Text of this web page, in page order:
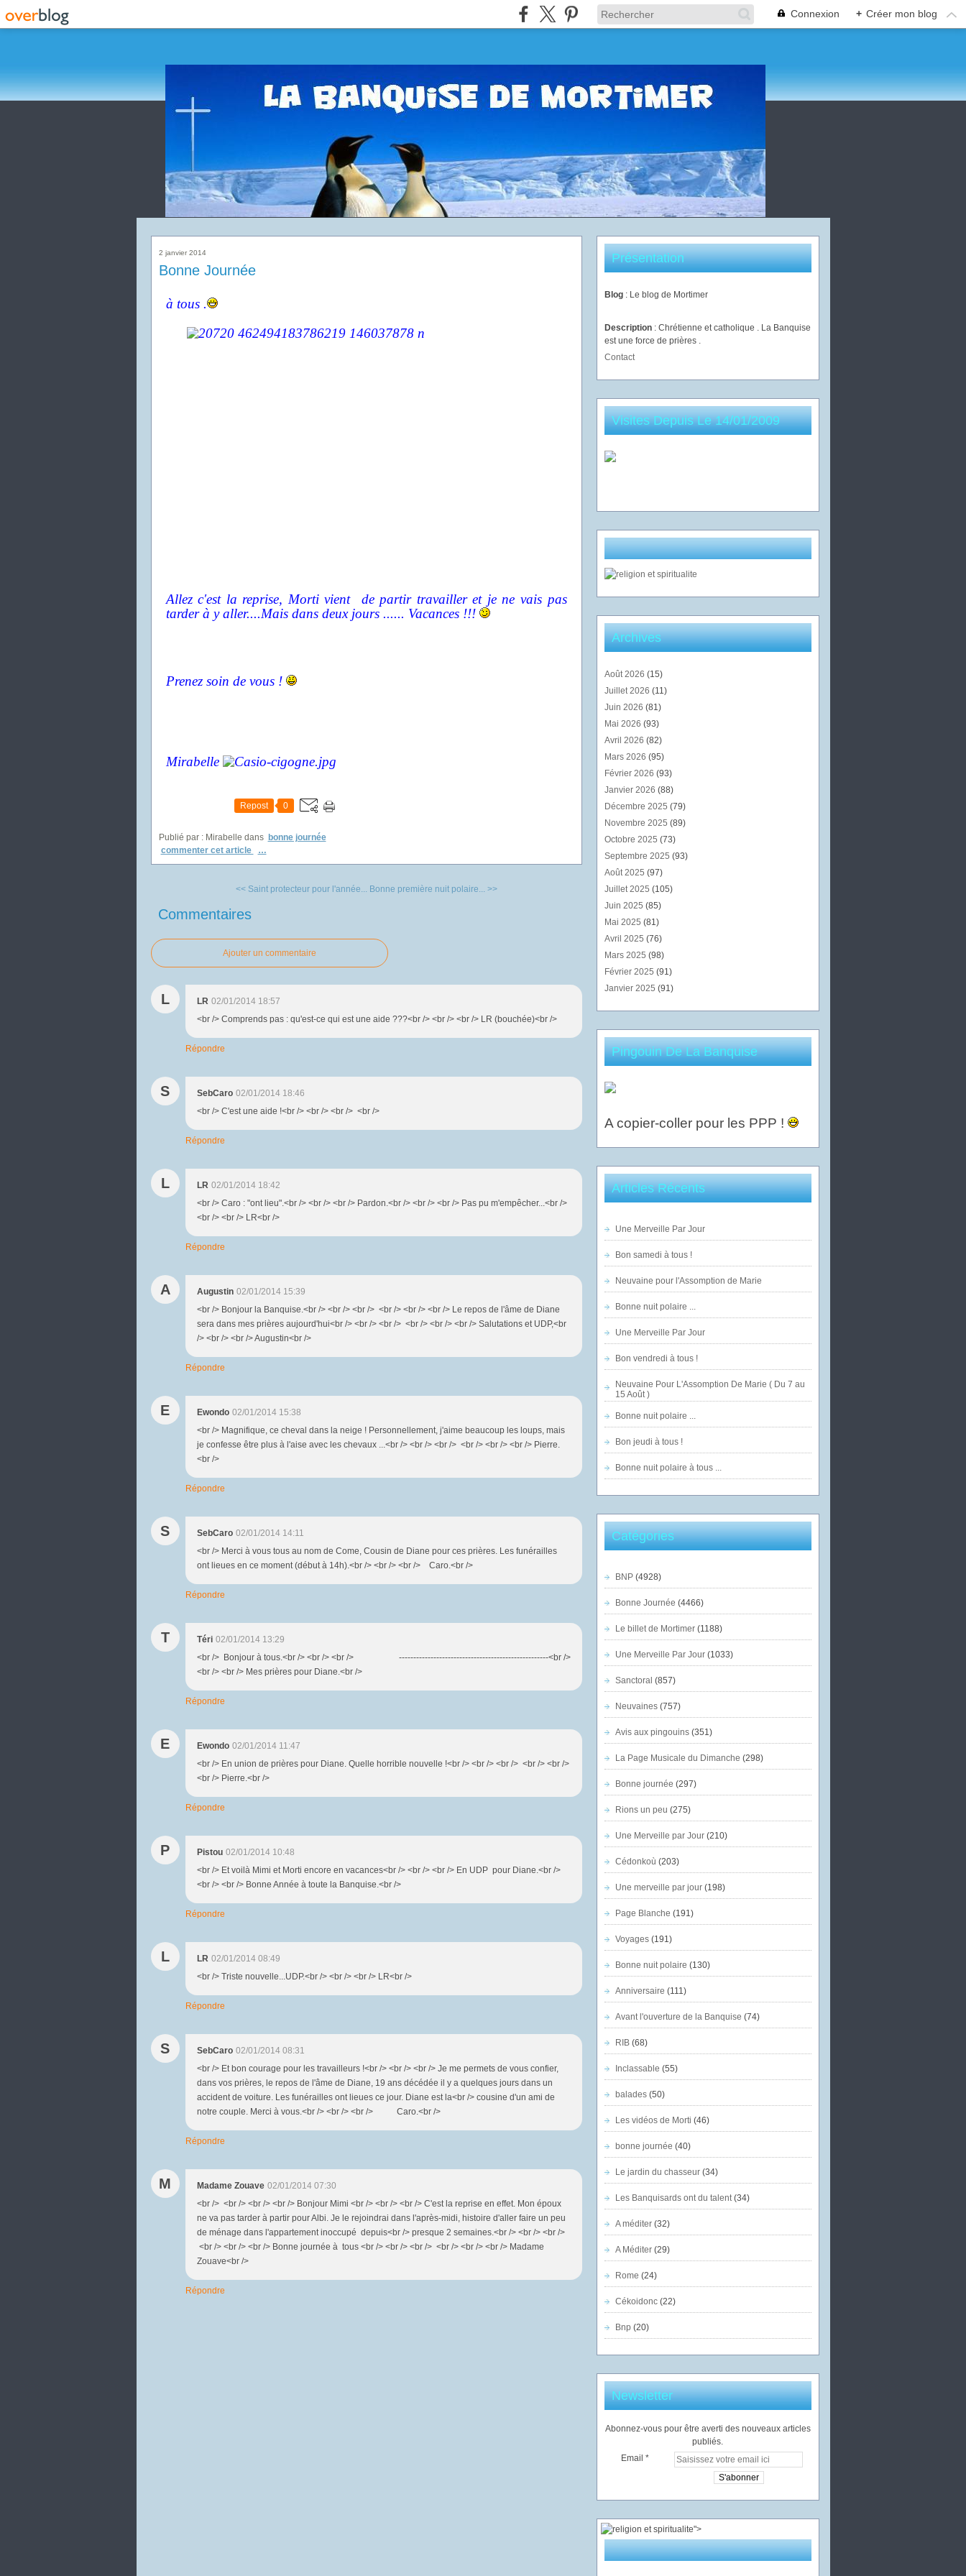
Connexion + Créer mon blog
2 janvier 2014
Bonne Journée
à tous .
Allez c'est la reprise, Morti vient de partir travailler et je ne vais pas
tarder à y aller....Mais dans deux jours ...... Vacances !!!
Prenez soin de vous !
Mirabelle
Repost 0
Publié par : Mirabelle dans bonne journée
commenter cet article
…
<< Saint protecteur pour l'année... Bonne première nuit polaire... >>
Commentaires
Ajouter un commentaire
L LR 02/01/2014 18:57
<br /> Comprends pas : qu'est-ce qui est une aide ???<br /> <br /> <br /> LR (bouchée)<br />
Répondre
S SebCaro 02/01/2014 18:46
<br /> C'est une aide !<br /> <br /> <br /> <br />
Répondre
L LR 02/01/2014 18:42
<br /> Caro : "ont lieu".<br /> <br /> <br /> Pardon.<br /> <br /> <br /> Pas pu m'empêcher...<br />
<br /> <br /> LR<br />
Répondre
A Augustin 02/01/2014 15:39
<br /> Bonjour la Banquise.<br /> <br /> <br /> <br /> <br /> <br /> Le repos de l'âme de Diane
sera dans mes prières aujourd'hui<br /> <br /> <br /> <br /> <br /> <br /> Salutations et UDP,<br
/> <br /> <br /> Augustin<br />
Répondre
E Ewondo 02/01/2014 15:38
<br /> Magnifique, ce cheval dans la neige ! Personnellement, j'aime beaucoup les loups, mais
je confesse être plus à l'aise avec les chevaux ...<br /> <br /> <br /> <br /> <br /> <br /> Pierre.
<br />
Répondre
S SebCaro 02/01/2014 14:11
<br /> Merci à vous tous au nom de Come, Cousin de Diane pour ces prières. Les funérailles
ont lieues en ce moment (début à 14h).<br /> <br /> <br /> Caro.<br />
Répondre
T Téri 02/01/2014 13:29
<br /> Bonjour à tous.<br /> <br /> <br /> ----------------------------------------------------<br />
<br /> <br /> Mes prières pour Diane.<br />
Répondre
E Ewondo 02/01/2014 11:47
<br /> En union de prières pour Diane. Quelle horrible nouvelle !<br /> <br /> <br /> <br /> <br />
<br /> Pierre.<br />
Répondre
P Pistou 02/01/2014 10:48
<br /> Et voilà Mimi et Morti encore en vacances<br /> <br /> <br /> En UDP pour Diane.<br />
<br /> <br /> Bonne Année à toute la Banquise.<br />
Répondre
L LR 02/01/2014 08:49
<br /> Triste nouvelle...UDP.<br /> <br /> <br /> LR<br />
Répondre
S SebCaro 02/01/2014 08:31
<br /> Et bon courage pour les travailleurs !<br /> <br /> <br /> Je me permets de vous confier,
dans vos prières, le repos de l'âme de Diane, 19 ans décédée il y a quelques jours dans un
accident de voiture. Les funérailles ont lieues ce jour. Diane est la<br /> cousine d'un ami de
notre couple. Merci à vous.<br /> <br /> <br /> Caro.<br />
Répondre
M Madame Zouave 02/01/2014 07:30
<br /> <br /> <br /> <br /> Bonjour Mimi <br /> <br /> <br /> C'est la reprise en effet. Mon époux
ne va pas tarder à partir pour Albi. Je le rejoindrai dans l'après-midi, histoire d'aller faire un peu
de ménage dans l'appartement inoccupé depuis<br /> presque 2 semaines.<br /> <br /> <br />
<br /> <br /> <br /> Bonne journée à tous <br /> <br /> <br /> <br /> <br /> <br /> Madame
Zouave<br />
Répondre
Présentation
Blog : Le blog de Mortimer
Description : Chrétienne et catholique . La Banquise
est une force de prières .
Contact
Visites Depuis Le 14/01/2009
Archives
Août 2026 (15)
Juillet 2026 (11)
Juin 2026 (81)
Mai 2026 (93)
Avril 2026 (82)
Mars 2026 (95)
Février 2026 (93)
Janvier 2026 (88)
Décembre 2025 (79)
Novembre 2025 (89)
Octobre 2025 (73)
Septembre 2025 (93)
Août 2025 (97)
Juillet 2025 (105)
Juin 2025 (85)
Mai 2025 (81)
Avril 2025 (76)
Mars 2025 (98)
Février 2025 (91)
Janvier 2025 (91)
Pingouin De La Banquise
A copier-coller pour les PPP !
Articles Récents
Une Merveille Par Jour
Bon samedi à tous !
Neuvaine pour l'Assomption de Marie
Bonne nuit polaire ...
Une Merveille Par Jour
Bon vendredi à tous !
Neuvaine Pour L'Assomption De Marie ( Du 7 au
15 Août )
Bonne nuit polaire ...
Bon jeudi à tous !
Bonne nuit polaire à tous ...
Catégories
BNP(4928)
Bonne Journée (4466)
Le billet de Mortimer(1188)
Une Merveille Par Jour(1033)
Sanctoral (857)
Neuvaines(757)
Avis aux pingouins(351)
La Page Musicale du Dimanche (298)
Bonne journée (297)
Rions un peu (275)
Une Merveille par Jour(210)
Cédonkoù (203)
Une merveille par jour(198)
Page Blanche (191)
Voyages(191)
Bonne nuit polaire (130)
Anniversaire (111)
Avant l'ouverture de la Banquise (74)
RIB(68)
Inclassable (55)
balades(50)
Les vidéos de Morti (46)
bonne journée (40)
Le jardin du chasseur(34)
Les Banquisards ont du talent(34)
A méditer(32)
A Méditer(29)
Rome (24)
Cékoidonc(22)
Bnp (20)
Newsletter
Abonnez-vous pour être averti des nouveaux articles
publiés.
Email
">